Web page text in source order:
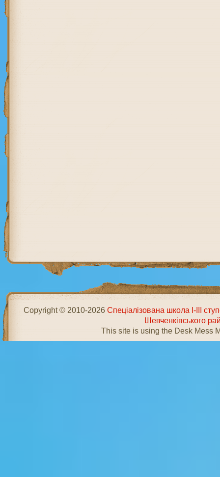
Copyright © 2010-2026Спеціалізована школа І-ІІІ
Шевченківського
This site is using the Desk Mess